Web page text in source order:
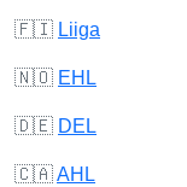
🇫🇮 Liiga
🇳🇴 EHL
🇩🇪 DEL
🇨🇦AHL